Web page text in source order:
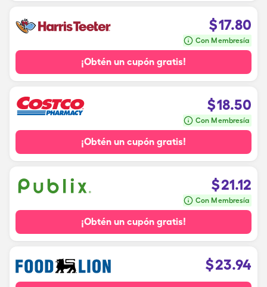
$17.80
Con Membresía
¡Obtén un cupón gratis!
$18.50
Con Membresía
¡Obtén un cupón gratis!
$21.12
Con Membresía
¡Obtén un cupón gratis!
$23.94